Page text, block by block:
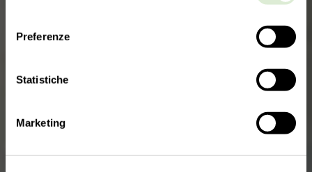
Preferenze
Statistiche
Marketing